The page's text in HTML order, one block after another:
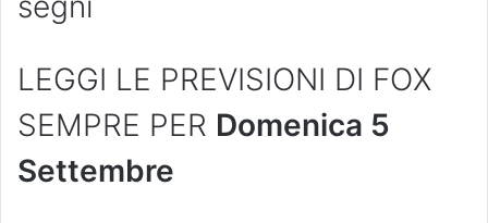
LEGGI LE PREVISIONI DI FOX
SEMPRE PER Domenica 5
Settembre